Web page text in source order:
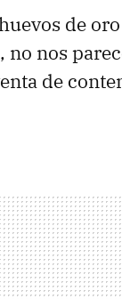
de
nos
de